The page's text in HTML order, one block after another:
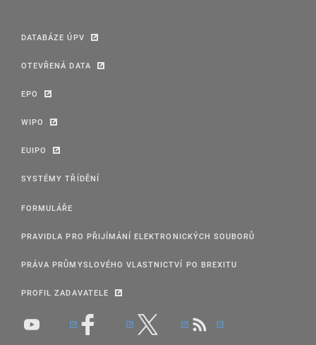
DATABÁZE ÚPV
OTEVŘENÁ DATA
EPO
WIPO
EUIPO
SYSTÉMY TŘÍDĚNÍ
FORMULÁŘE
PRAVIDLA PRO PŘIJÍMÁNÍ ELEKTRONICKÝCH SOUBORŮ
PRÁVA PRŮMYSLOVÉHO VLASTNICTVÍ PO BREXITU
PROFIL ZADAVATELE